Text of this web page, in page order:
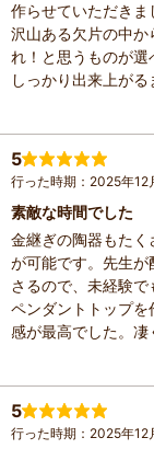
ふたつ
町家で
と、親
アクセ
※最新のプラン内容はクチ
作らせていただきま
沢山ある欠片の中か
れ！と思うものが選
しっかり出来上が
滞在時間：1時間未満
投稿日：2026年1月25日
体験した高評価プラン
ひとつ
の町家
達と、
もアク
※最新のプラン内容はクチ
予約時は必ずプラン詳細を
5
行った時期：2025年12
素敵な時間でした
金継ぎの陶器もたく
が可能です。先生
さるので、未経験
ペンダントトップを
感が最高でした。凄
滞在時間：1～2時間
人数：2人
家族の内訳：その他
5
行った時期：2025年12